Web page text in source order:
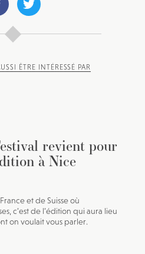
ÊTRE INTÉRESSÉ PAR
revient pour
à Nice
et de Suisse où
c’est de l’édition qui aura lieu
on voulait vous parler.